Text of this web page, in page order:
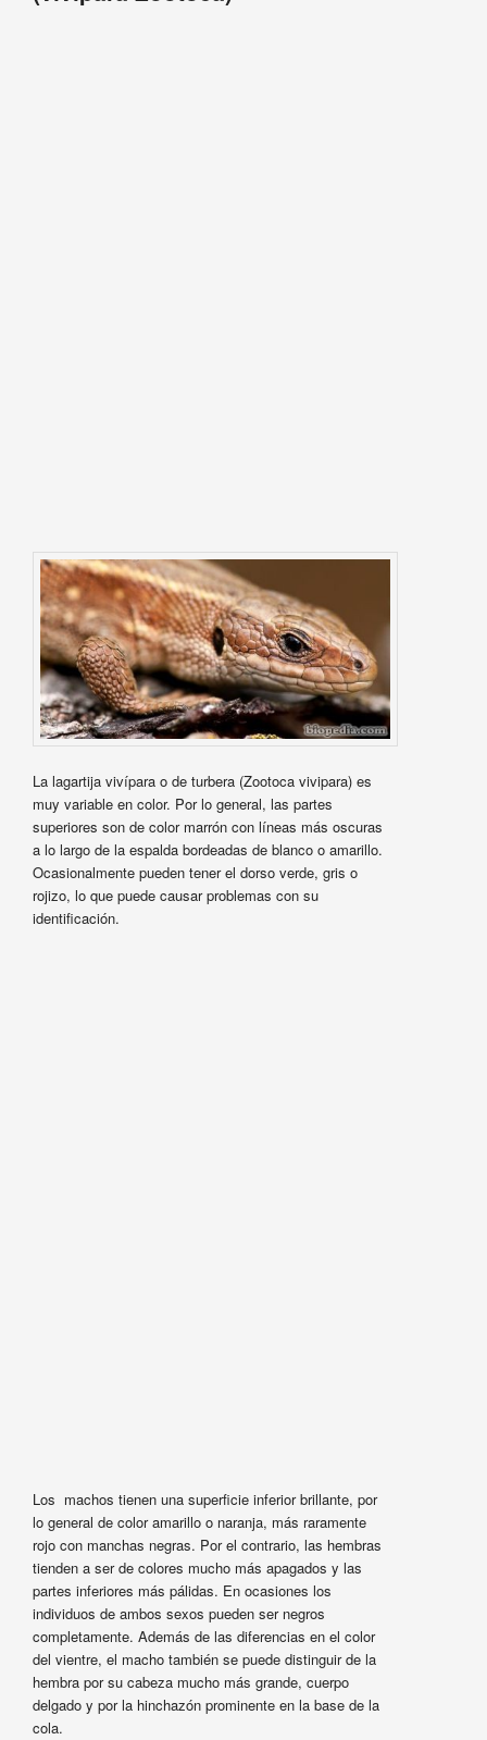
La lagartija vivípara o de turbera (Zootoca vivipara) es
muy variable en color. Por lo general, las partes
superiores son de color marrón con líneas más oscuras
a lo largo de la espalda bordeadas de blanco o amarillo.
Ocasionalmente pueden tener el dorso verde, gris o
rojizo, lo que puede causar problemas con su
identificación.
Los machos tienen una superficie inferior brillante, por
lo general de color amarillo o naranja, más raramente
rojo con manchas negras. Por el contrario, las hembras
tienden a ser de colores mucho más apagados y las
partes inferiores más pálidas. En ocasiones los
individuos de ambos sexos pueden ser negros
completamente. Además de las diferencias en el color
del vientre, el macho también se puede distinguir de la
hembra por su cabeza mucho más grande, cuerpo
delgado y por la hinchazón prominente en la base de la
cola.